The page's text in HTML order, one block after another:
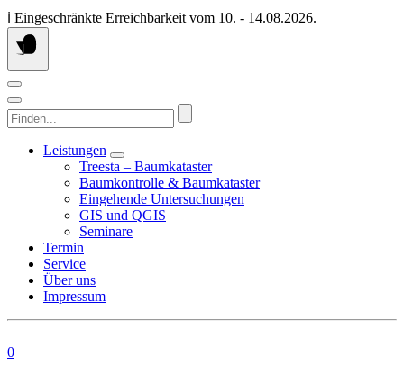
Springen
Sie
zum
ℹ️ Eingeschränkte Erreichbarkeit vom 10. - 14.08.2026.
Finden...
Leistungen
Treesta – Baumkataster
Baumkontrolle & Baumkataster
Eingehende Untersuchungen
GIS und QGIS
Seminare
Termin
Service
Über uns
Impressum
0